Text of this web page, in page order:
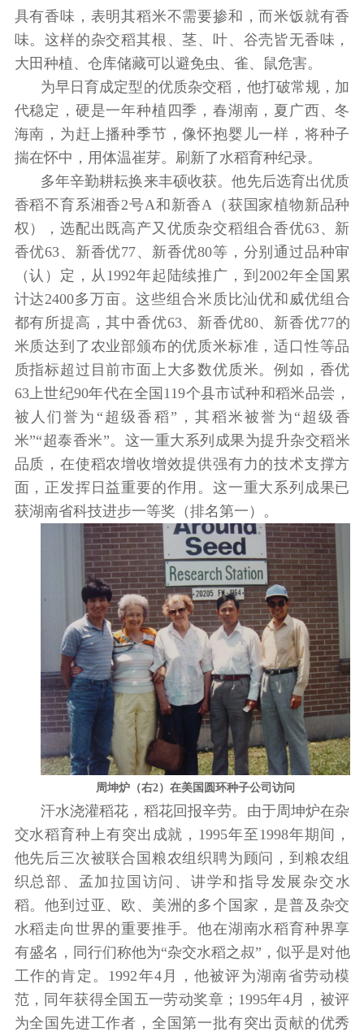
具有香味，表明其稻米不需要掺和，而米饭就有香
味。这样的杂交稻其根、茎、叶、谷壳皆无香味，
大田种植、仓库储藏可以避免虫、雀、鼠危害。
为早日育成定型的优质杂交稻，他打破常规，加
代稳定，硬是一年种植四季，春湖南，夏广西、冬
海南，为赶上播种季节，像怀抱婴儿一样，将种子
揣在怀中，用体温崔芽。刷新了水稻育种纪录。
多年辛勤耕耘换来丰硕收获。他先后选育出优质
香稻不育系湘香2号A和新香A（获国家植物新品种
权），选配出既高产又优质杂交稻组合香优63、新
香优63、新香优77、新香优80等，分别通过品种审
（认）定，从1992年起陆续推广，到2002年全国累
计达2400多万亩。这些组合米质比汕优和威优组合
都有所提高，其中香优63、新香优80、新香优77的
米质达到了农业部颁布的优质米标准，适口性等品
质指标超过目前市面上大多数优质米。例如，香优
63上世纪90年代在全国119个县市试种和稻米品尝，
被人们誉为“超级香稻”，其稻米被誉为“超级香
米”“超泰香米”。这一重大系列成果为提升杂交稻米
品质，在使稻农增收增效提供强有力的技术支撑方
面，正发挥日益重要的作用。这一重大系列成果已
获湖南省科技进步一等奖（排名第一）。
周坤炉（右2）在美国圆环种子公司访问
汗水浇灌稻花，稻花回报辛劳。由于周坤炉在杂
交水稻育种上有突出成就，1995年至1998年期间，
他先后三次被联合国粮农组织聘为顾问，到粮农组
织总部、孟加拉国访问、讲学和指导发展杂交水
稻。他到过亚、欧、美洲的多个国家，是普及杂交
水稻走向世界的重要推手。他在湖南水稻育种界享
有盛名，同行们称他为“杂交水稻之叔”，似乎是对他
工作的肯定。1992年4月，他被评为湖南省劳动模
范，同年获得全国五一劳动奖章；1995年4月，被评
为全国先进工作者，全国第一批有突出贡献的优秀